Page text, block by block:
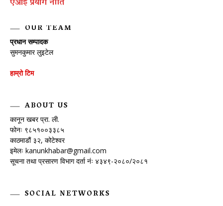
OUR TEAM
प्रधान सम्पादक
सुमनकुमार लुइटेल
हाम्रो टिम
ABOUT US
कानून खबर प्रा. ली.
फोनः ९८५१००३३८५
काठमाडौं ३२, कोटेश्वर
इमेलः kanunkhabar@gmail.com
सूचना तथा प्रसारण विभाग दर्ता नंः ४३४९-२०८०/२०८१
SOCIAL NETWORKS